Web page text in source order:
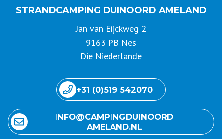
STRANDCAMPING DUINOORD AMELAND
Jan van Eijckweg 2
9163 PB Nes
Die Niederlande
+31 (0)519 542070
INFO@ CAMPING DUINOORD
AMELAND.NL